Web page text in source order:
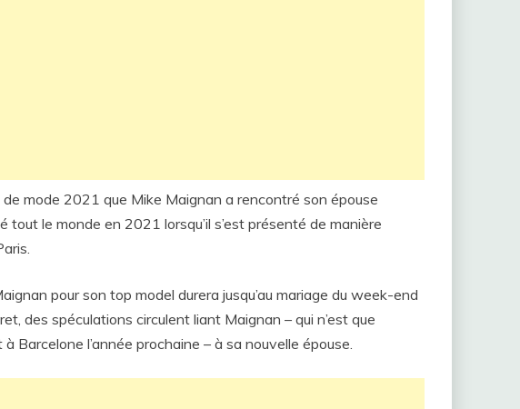
de mode 2021 que Mike Maignan a rencontré son épouse
tout le monde en 2021 lorsqu’il s’est présenté de manière
pour son top model durera jusqu’au mariage du week-end
des spéculations circulent liant Maignan – qui n’est que
Barcelone l’année prochaine – à sa nouvelle épouse.